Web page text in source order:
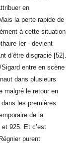
en
la perte rapide de
à cette situation
Ier - devient
d’être disgracié [52].
entre en scène
dans plusieurs
malgré le retour en
les premières
de la
et 925. Et c’est
purent